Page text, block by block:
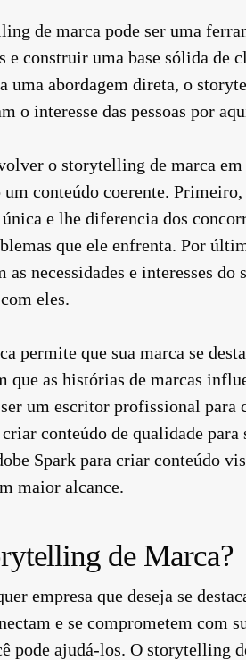
de marca pode ser uma
e construir uma base sólida de
abordagem direta, o
o interesse das pessoas por
o storytelling de marca
conteúdo coerente. Primeiro,
e lhe diferencia dos
que ele enfrenta. Por
necessidades e interesses do
eles.
permite que sua marca se
as histórias de marcas
um escritor profissional para
conteúdo de qualidade para
Spark para criar conteúdo
maior alcance.
de Marca?
empresa que deseja se
e se comprometem com
pode ajudá-los. O storytelling